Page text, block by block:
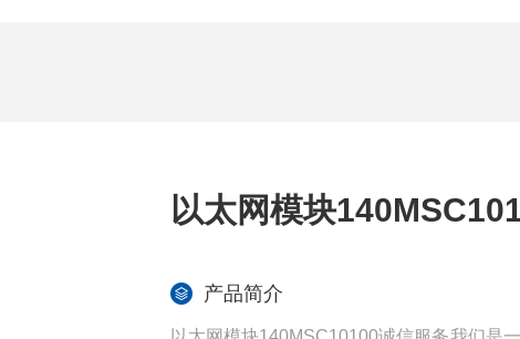
以太网模块
产品简介